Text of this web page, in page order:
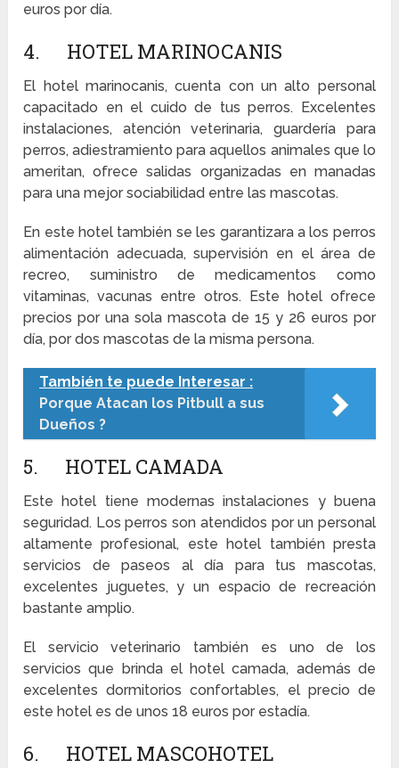
euros por día.
4. HOTEL MARINOCANIS
El hotel marinocanis, cuenta con un alto personal
capacitado en el cuido de tus perros. Excelentes
instalaciones, atención veterinaria, guardería para
perros, adiestramiento para aquellos animales que lo
ameritan, ofrece salidas organizadas en manadas
para una mejor sociabilidad entre las mascotas.
En este hotel también se les garantizara a los perros
alimentación adecuada, supervisión en el área de
recreo, suministro de medicamentos como
vitaminas, vacunas entre otros. Este hotel ofrece
precios por una sola mascota de 15 y 26 euros por
día, por dos mascotas de la misma persona.
También te puede Interesar :
Porque Atacan los Pitbull a sus
Dueños ?
5. HOTEL CAMADA
Este hotel tiene modernas instalaciones y buena
seguridad. Los perros son atendidos por un personal
altamente profesional, este hotel también presta
servicios de paseos al día para tus mascotas,
excelentes juguetes, y un espacio de recreación
bastante amplio.
El servicio veterinario también es uno de los
servicios que brinda el hotel camada, además de
excelentes dormitorios confortables, el precio de
este hotel es de unos 18 euros por estadía.
6. HOTEL MASCOHOTEL